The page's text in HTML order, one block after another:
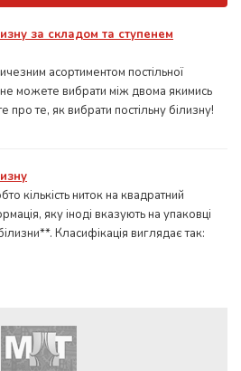
за складом та ступенем
асортиментом постільної
можете вибрати між двома якимись
про те, як вибрати постільну білизну!
кількість ниток на квадратний
яку іноді вказують на упаковці
Класифікація виглядає так: